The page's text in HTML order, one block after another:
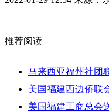
推荐阅读
马来西亚福州社团
美国福建西边侨联
美国福建工商总会